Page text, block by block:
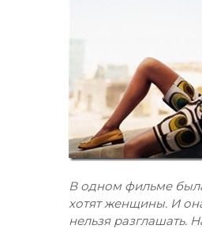
В одном фильме
хотят женщины. И
нельзя разглашать.